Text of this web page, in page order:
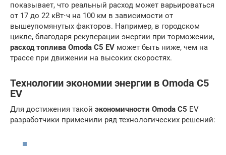
показывает, что реальный расход может варьироваться
от 17 до 22 кВт⋅ч на 100 км в зависимости от
вышеупомянутых факторов. Например, в городском
цикле, благодаря рекуперации энергии при торможении,
расход топлива Omoda C5 EV может быть ниже, чем на
трассе при движении на высоких скоростях.
Технологии экономии энергии в Omoda C5
EV
Для достижения такой экономичности Omoda C5 EV
разработчики применили ряд технологических решений: